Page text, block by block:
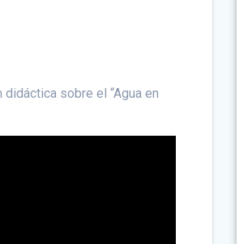
sobre el “Agua en